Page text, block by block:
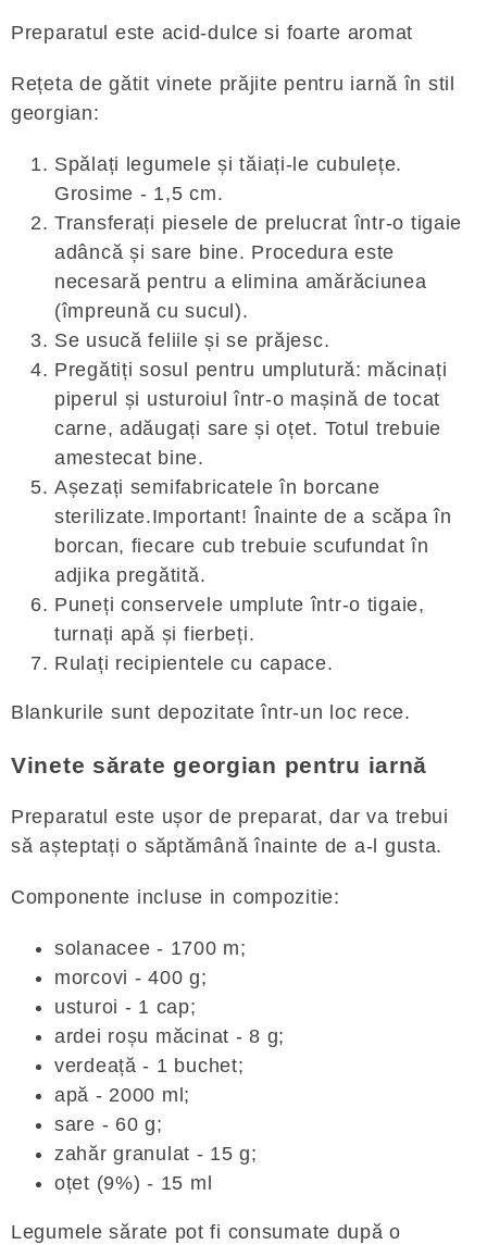
Preparatul este acid-dulce si foarte aromat
Rețeta de gătit vinete prăjite pentru iarnă în stil
georgian:
Spălați legumele și tăiați-le cubulețe.
Grosime - 1,5 cm.
Transferați piesele de prelucrat într-o tigaie
adâncă și sare bine. Procedura este
necesară pentru a elimina amărăciunea
(împreună cu sucul).
Se usucă feliile și se prăjesc.
Pregătiți sosul pentru umplutură: măcinați
piperul și usturoiul într-o mașină de tocat
carne, adăugați sare și oțet. Totul trebuie
amestecat bine.
Așezați semifabricatele în borcane
sterilizate.Important! Înainte de a scăpa în
borcan, fiecare cub trebuie scufundat în
adjika pregătită.
Puneți conservele umplute într-o tigaie,
turnați apă și fierbeți.
Rulați recipientele cu capace.
Blankurile sunt depozitate într-un loc rece.
Vinete sărate georgian pentru iarnă
Preparatul este ușor de preparat, dar va trebui
să așteptați o săptămână înainte de a-l gusta.
Componente incluse in compozitie:
solanacee - 1700 m;
morcovi - 400 g;
usturoi - 1 cap;
ardei roșu măcinat - 8 g;
verdeață - 1 buchet;
apă - 2000 ml;
sare - 60 g;
zahăr granulat - 15 g;
oțet (9%) - 15 ml
Legumele sărate pot fi consumate după o